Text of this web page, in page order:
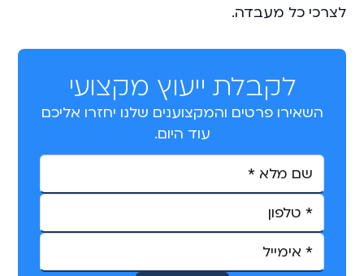
לצרכי כל מעבדה.
לקבלת ייעוץ מקצועי
השאירו פרטים והמקצוענים שלנו יחזרו אליכם
עוד היום.